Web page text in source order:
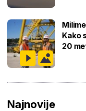
Kako
20
Najnovije